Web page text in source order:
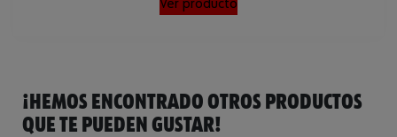
Ver producto
¡HEMOS ENCONTRADO OTROS PRODUCTOS
QUE TE PUEDEN GUSTAR!